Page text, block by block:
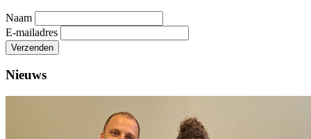
Naam
E-mailadres
Verzenden
Nieuws